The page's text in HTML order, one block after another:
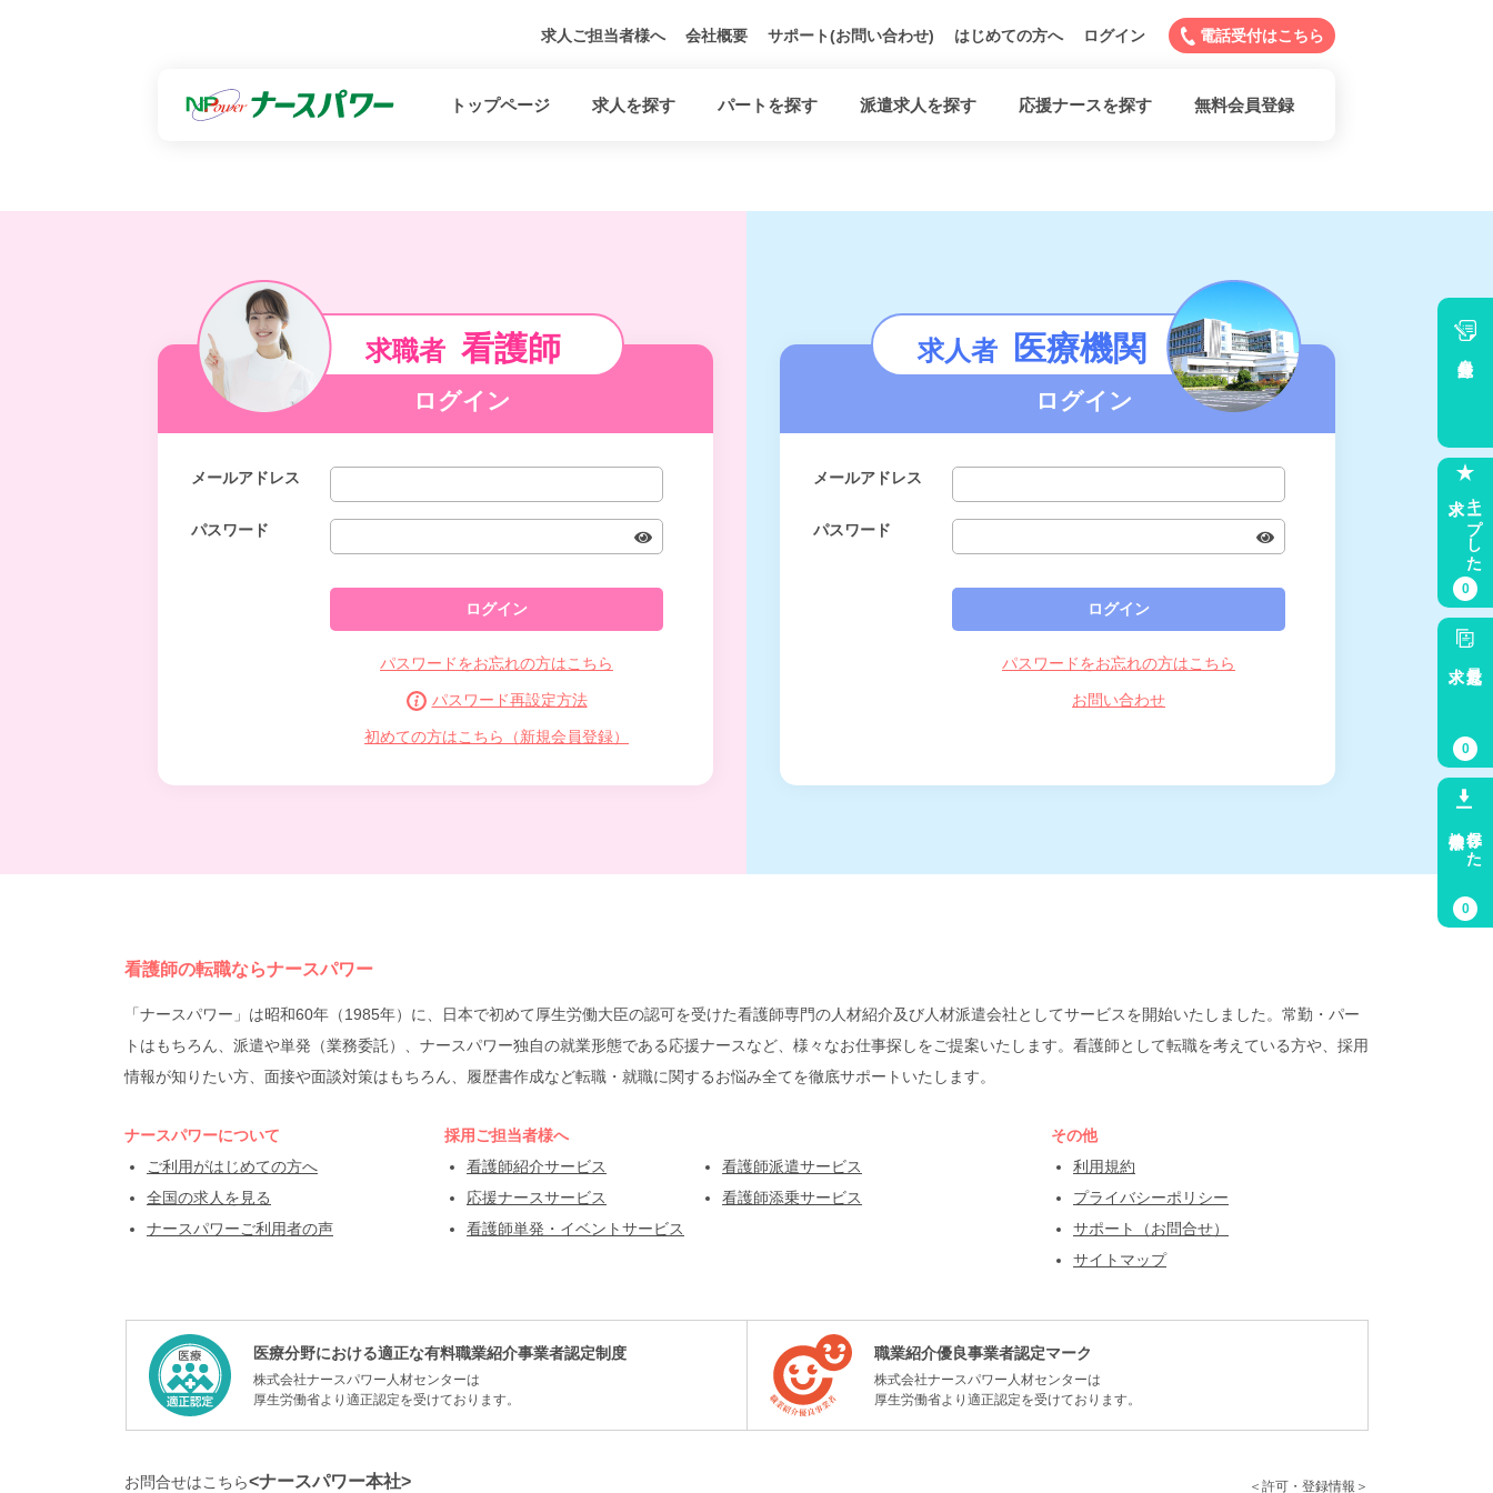
求人ご担当者様へ 会社概要 サポート(お問い合わせ) はじめての方へ ログイン 電話受付はこちら
トップページ 求人を探す パートを探す 派遣求人を探す 応援ナースを探す 無料会員登録
求職者 看護師
ログイン
メールアドレス
パスワード
パスワードをお忘れの方はこちら
パスワード再設定方法
初めての方はこちら（新規会員登録）
求人者 医療機関
ログイン
メールアドレス
パスワード
パスワードをお忘れの方はこちら
お問い合わせ
看護師の転職ならナースパワー
「ナースパワー」は昭和60年（1985年）に、日本で初めて厚生労働大臣の認可を受けた看護師専門の人材紹介及び人材派遣会社としてサービスを開始いたしました。常勤・パー
トはもちろん、派遣や単発（業務委託）、ナースパワー独自の就業形態である応援ナースなど、様々なお仕事探しをご提案いたします。看護師として転職を考えている方や、採用
情報が知りたい方、面接や面談対策はもちろん、履歴書作成など転職・就職に関するお悩み全てを徹底サポートいたします。
ナースパワーについて
ご利用がはじめての方へ
全国の求人を見る
ナースパワーご利用者の声
採用ご担当者様へ
看護師紹介サービス
応援ナースサービス
看護師単発・イベントサービス
看護師派遣サービス
看護師添乗サービス
その他
利用規約
プライバシーポリシー
サポート（お問合せ）
サイトマップ
医療分野における適正な有料職業紹介事業者認定制度
株式会社ナースパワー人材センターは
厚生労働省より適正認定を受けております。
職業紹介優良事業者認定マーク
株式会社ナースパワー人材センターは
厚生労働省より適正認定を受けております。
お問合せはこちら<ナースパワー本社> ＜許可・登録情報＞
キープした
0
最近見た
0
保存した
0